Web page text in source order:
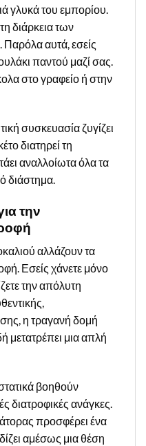
γλυκά του εμπορίου.
διάρκεια των
αυτά, εσείς
παντού μαζί σας.
στο γραφείο ή στην
συσκευασία ζυγίζει
διατηρεί τη
αναλλοίωτα όλα τα
διάστημα.
την
αλλάζουν τα
Εσείς χάνετε μόνο
την απόλυτη
η τραγανή δομή
μετατρέπει μια απλή
βοηθούν
διατροφικές ανάγκες.
προσφέρει ένα
αμέσως μια θέση